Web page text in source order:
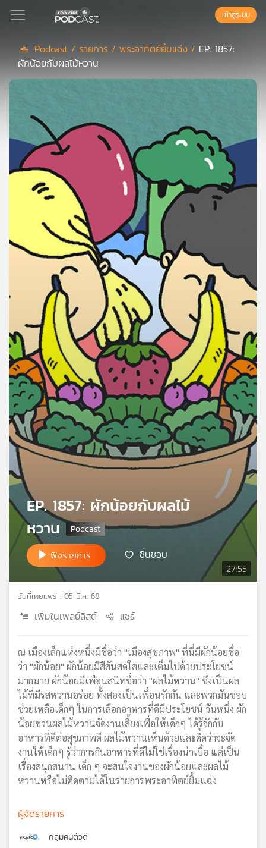
Podcast
ลิ
แนะนำ
สต์
ของ
บทความ
ข่าว
และ
กิจกรรม
เกี่ยว
กับ
เรา
เครือ
ไทย
แผนที่
วิทยุ
เครือ
ข่าย
เข้าสู่ระบบ
Podcast / รายการ /พระอาทิตย์ยิ้มแฉ่ง / EP. 1857:
ผักน้อยกับผลไม้หวาน
27:55
EP. 1857: ผักน้อยกับผลไม้
หวาน
ฟังรายการ ชื่นชอบ
วันที่เผยแพร่ : 05 มี.ค. 68
เพิ่มในเพลย์ลิสต์ แชร์
ณ เมืองเล็กแห่งหนึ่งมีชื่อว่า "เมืองสุขภาพ" ที่นี่มีผักน้อยชื่อ
ว่า "ผักน้อย" ผักน้อยมีสีสันสดใสและเต็มไปด้วยประโยชน์
มากมาย ผักน้อยมีเพื่อนสนิทชื่อว่า "ผลไม้หวาน" ซึ่งเป็นผล
ไม้ที่มีรสหวานอร่อย ทั้งสองเป็นเพื่อนรักกัน และพวกมันชอบ
ช่วยเหลือเด็กๆ ในการเลือกอาหารที่ดีมีประโยชน์ วันหนึ่ง ผัก
น้อยชวนผลไม้หวานจัดงานเลี้ยงเพื่อให้เด็กๆ ได้รู้จักกับ
อาหารที่ดีต่อสุขภาพดี ผลไม้หวานเห็นด้วยและคิดว่าจะจัด
งานให้เด็กๆ รู้ว่าการกินอาหารที่ดีไม่ใช่เรื่องน่าเบื่อ แต่เป็น
เรื่องสนุกสนาน เด็ก ๆ จะสนใจงานของผักน้อยและผลไม้
หวานหรือไม่ติดตามได้ในรายการพระอาทิตย์ยิ้มแฉ่ง
ผู้จัดรายการ
กลุ่มคนตัวดี